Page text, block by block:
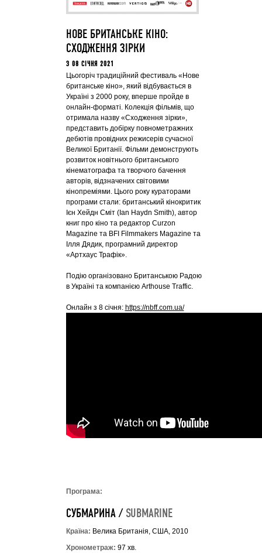
НОВЕ БРИТАНСЬКЕ КІНО:
СХОДЖЕННЯ ЗІРКИ
З 08 СІЧНЯ 2021
Цьогоріч традиційний фестиваль «Нове
британське кіно», який відбувається в
Україні з 2000 року, вперше пройде в
онлайн-форматі. Колекція фільмів, що
отримала назву «Сходження зірки»,
представить добірку повнометражних
дебютів провідних режисерів сучасної
Великої Британії. Фільми демонструють
розвиток новітнього британського
кінематографа та творчого бачення
авторів, відзначених світовими
кінопреміями. Цього року кураторами
програми стали: британський кінокритик
Ієн Хейдн Сміт (Ian Haydn Smith), автор
книг про кіно та редактор Curzon
Magazine та BFI Filmmakers Magazine та
Ілля Дядик, програмний директор
«Артхаус Трафік».
Подію організовано Британською Радою
в Україні та компанією Arthouse Traffic.
Онлайн з 8 січня: https://nbff.com.ua/
Програма:
СУБМАРИНА / SUBMARINE
Країна: Велика Британія, США, 2010
Хронометраж: 97 хв.